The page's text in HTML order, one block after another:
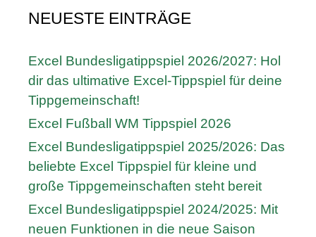
NEUESTE EINTRÄGE
Excel Bundesligatippspiel 2026/2027: Hol
dir das ultimative Excel-Tippspiel für deine
Tippgemeinschaft!
Excel Fußball WM Tippspiel 2026
Excel Bundesligatippspiel 2025/2026: Das
beliebte Excel Tippspiel für kleine und
große Tippgemeinschaften steht bereit
Excel Bundesligatippspiel 2024/2025: Mit
neuen Funktionen in die neue Saison